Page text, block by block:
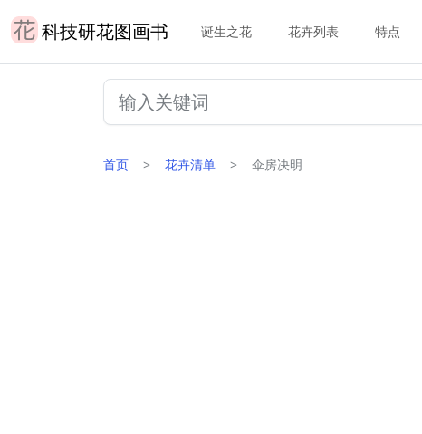
科技研花图画书 诞生之花 花卉列表 特点
首页 花卉清单 伞房决明